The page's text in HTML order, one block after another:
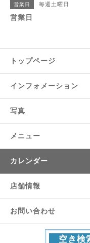
営業日 毎週土曜日
営業日
トップページ
インフォメーション
写真
メニュー
カレンダー
店舗情報
お問い合わせ